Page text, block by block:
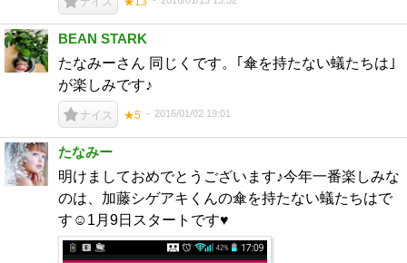
BEAN STARK
たなみーさん 同じくです。｢傘を持たない蟻たちは｣
が楽しみです♪
ナイス ★5 2016/01/02 19:01
たなみー
明けましておめでとうございます♪今年一番楽しみな
のは、加藤シゲアキくんの傘を持たない蟻たちはで
す☺1月9日スタートです♥